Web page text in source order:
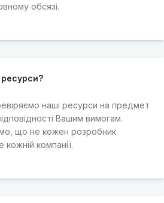
обсязі.
наші ресурси на предмет
Вашим вимогам.
що не кожен розробник
компанії.